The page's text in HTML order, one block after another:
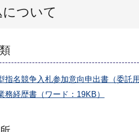
について
指名競争入札参加意向申出書（委託
務経歴書（ワード：19KB）